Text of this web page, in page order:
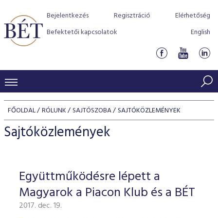
Bejelentkezés Regisztráció
Elérhetőség
Befektetői kapcsolatok
English
KERESKEDÉSI ADATOK
INDEXEK
Jelzáloglevél indexek
Vállalati kötvény indexek
Azonnali Piac
Részvények
Származékos piac
BEFEKTETŐK
Részvény szekció
Hitelpapír szekció
BÉT szabályzatok
Befektetővédelem
Alkalmazott díjstruktúra
Elszámolás
Részvény és vállalati kötvény tőzsdei bevezetését
program
BÉT Xtend - Részvénypiac egyszerűen
TŐZSDETAGOK
Tőzsdetagok, üzletkötők
VENDOROK
FŐOLDAL RÓLUNK SAJTÓSZOBA SAJTÓKÖZLEMÉNYEK
Sajtóközlemények
Együttműködésre lépett a
Magyarok a Piacon Klub és a BÉT
2017. dec. 19.